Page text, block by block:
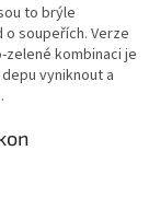
to brýle
soupeřích. Verze
zelené kombinaci je
vyniknout a